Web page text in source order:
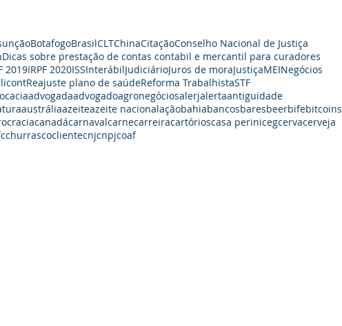
BotafogoBrasilCLTChinaCitaçãoConselho Nacional de Justiça
Dicas sobre prestação de contas contabil e mercantil para curadores
2019IRPF 2020ISSInterábilJudiciárioJuros de moraJustiçaMEINegócios
Reajuste plano de saúdeReforma TrabalhistaSTF
advogadaadvogadoagronegóciosalerjalertaantiguidade
austráliaazeiteazeite nacionalaçãobahiabancosbaresbeerbifebitcoins
canadácarnavalcarnecarreiracartórioscasa perinicegcervacerveja
churrascoclientecnjcnpjcoaf